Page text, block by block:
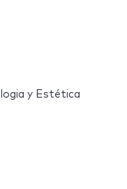
y Estética